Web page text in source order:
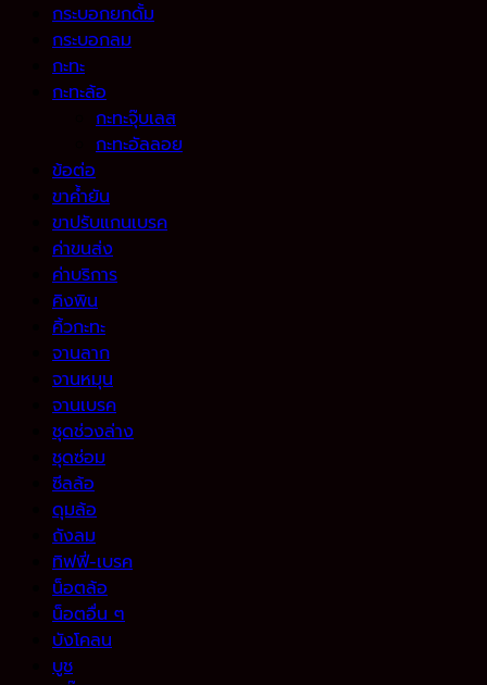
กระบอกยกดั้ม
กระบอกลม
กะทะ
กะทะล้อ
กะทะจุ๊บเลส
กะทะอัลลอย
ข้อต่อ
ขาค้ำยัน
ขาปรับแกนเบรค
ค่าขนส่ง
ค่าบริการ
คิงพิน
คิ้วกะทะ
จานลาก
จานหมุน
จานเบรค
ชุดช่วงล่าง
ชุดซ่อม
ซีลล้อ
ดุมล้อ
ถังลม
ทิฟฟี่-เบรค
น็อตล้อ
น็อตอื่น ๆ
บังโคลน
บูช